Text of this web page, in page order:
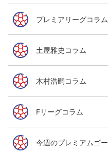
プレミアリーグコラム
土屋雅史コラム
木村浩嗣コラム
Fリーグコラム
今週のプレミアムゴ